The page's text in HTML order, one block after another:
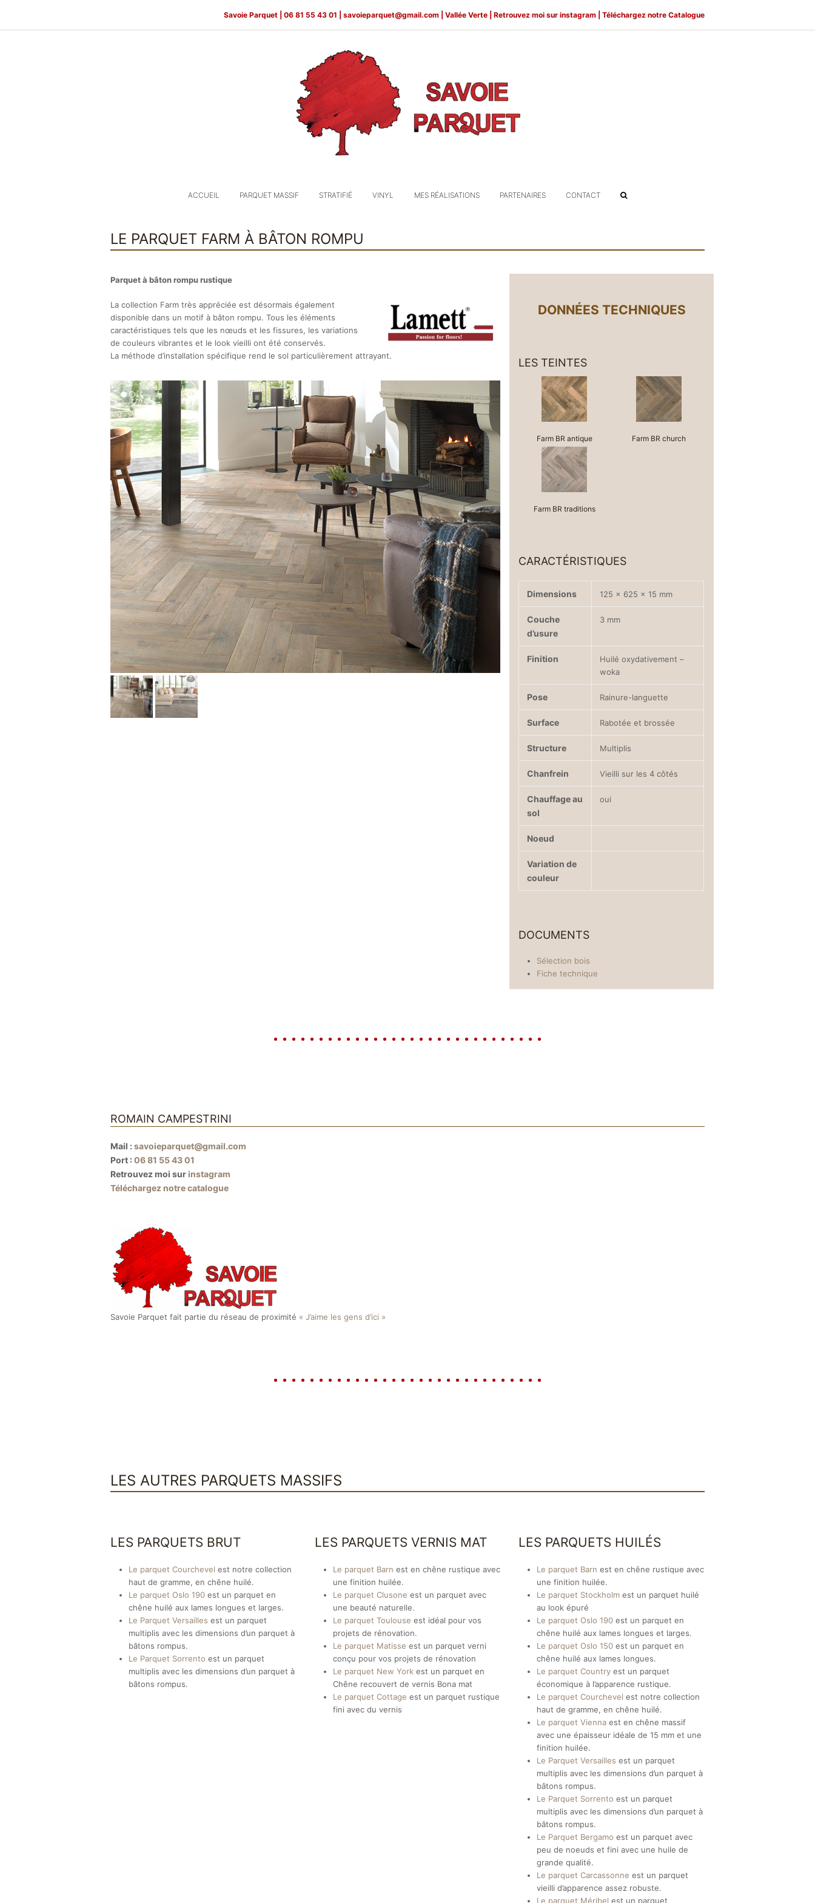
Savoie Parquet | 06 81 55 43 01 | savoieparquet@gmail.com | Vallée Verte | Retrouvez moi sur instagram Téléchargez notre Catalogue
ACCUEIL PARQUET MASSIF STRATIFIÉ VINYL MES RÉALISATIONS PARTENAIRES CONTACT
LE PARQUET FARM À BÂTON ROMPU
Parquet à bâton rompu rustique
La collection Farm très appréciée est désormais également
disponible dans un motif à bâton rompu. Tous les éléments
caractéristiques tels que les nœuds et les fissures, les variations
de couleurs vibrantes et le look vieilli ont été conservés.
La méthode d’installation spécifique rend le sol particulièrement attrayant.
DONNÉES TECHNIQUES
LES TEINTES
Farm BR antique Farm BR church
Farm BR traditions
CARACTÉRISTIQUES
Dimensions 125 × 625 × 15 mm
Couche
d’usure
3 mm
Finition
Huilé oxydativement –
woka
Pose Rainure-languette
Surface Rabotée et brossée
Structure Multiplis
Chanfrein Vieilli sur les 4 côtés
Chauffage au
sol
oui
Noeud
Variation de
couleur
DOCUMENTS
Sélection bois
Fiche technique
ROMAIN CAMPESTRINI
Mail :savoieparquet@gmail.com
Port :06 81 55 43 01
Retrouvez moi sur instagram
Téléchargez notre catalogue
Savoie Parquet fait partie du réseau de proximité « J’aime les gens d’ici »
LES AUTRES PARQUETS MASSIFS
LES PARQUETS BRUT
Le parquet Courchevel est notre collection
haut de gramme, en chêne huilé.
Le parquet Oslo 190 est un parquet en
chêne huilé aux lames longues et larges.
Le Parquet Versailles est un parquet
multiplis avec les dimensions d’un parquet à
bâtons rompus.
Le Parquet Sorrento est un parquet
multiplis avec les dimensions d’un parquet à
bâtons rompus.
LES PARQUETS VERNIS MAT
Le parquet Barn est en chêne rustique avec
une finition huilée.
Le parquet Clusone est un parquet avec
une beauté naturelle.
Le parquet Toulouse est idéal pour vos
projets de rénovation.
Le parquet Matisse est un parquet verni
conçu pour vos projets de rénovation
Le parquet New Yorkest un parquet en
Chêne recouvert de vernis Bona mat
Le parquet Cottage est un parquet rustique
fini avec du vernis
LES PARQUETS HUILÉS
Le parquet Barn est en chêne rustique avec
une finition huilée.
Le parquet Stockholm est un parquet huilé
au look épuré
Le parquet Oslo 190 est un parquet en
chêne huilé aux lames longues et larges.
Le parquet Oslo 150 est un parquet en
chêne huilé aux lames longues.
Le parquet Country est un parquet
économique à l’apparence rustique.
Le parquet Courchevel est notre collection
haut de gramme, en chêne huilé.
Le parquet Vienna est en chêne massif
avec une épaisseur idéale de 15 mm et une
finition huilée.
Le Parquet Versailles est un parquet
multiplis avec les dimensions d’un parquet à
bâtons rompus.
Le Parquet Sorrento est un parquet
multiplis avec les dimensions d’un parquet à
bâtons rompus.
Le Parquet Bergamo est un parquet avec
peu de noeuds et fini avec une huile de
grande qualité.
Le parquet Carcassonne est un parquet
vieilli d’apparence assez robuste.
Le parquet Méribel est un parquet